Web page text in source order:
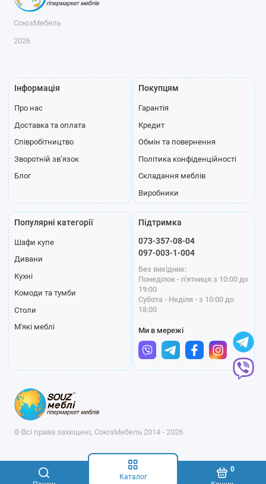
Каталог
0
СоюзМебель
2026
Інформація
Про нас
Доставка та оплата
Співробітництво
Зворотній зв’язок
Блог
Покупцям
Гарантія
Кредит
Обмін та повернення
Політика конфіденційності
Складання меблів
Виробники
Популярні категорії
Шафи купе
Дивани
Кухні
Комоди та тумби
Столи
М'які меблі
Підтримка
073-357-08-04
097-003-1-004
Без вихідних:
Понеділок - п'ятниця з 10:00 до
19:00
Субота - Неділя - з 10:00 до
18:00
Ми в мережі
© Всі права захищені, СоюзМебель 2014 - 2026